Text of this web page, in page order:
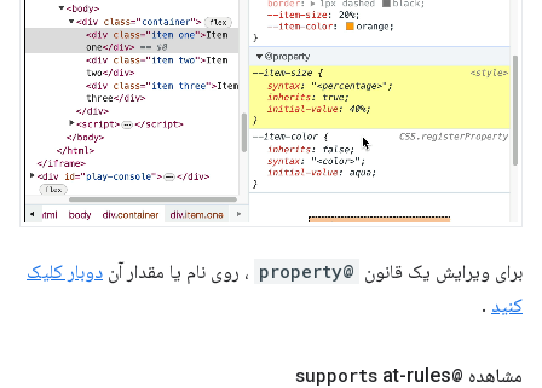
برای ویرایش یک قانون @property ، روی نام یا مقدار آن دوبار کلیک
کنید .
مشاهده @supports
at-rules